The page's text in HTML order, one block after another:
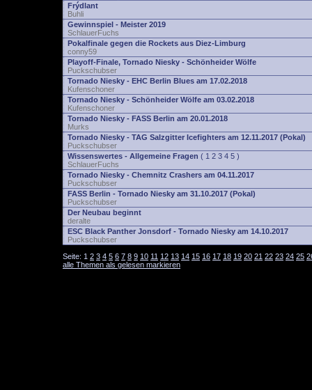
Frýdlant
Buhli
Gewinnspiel - Meister 2019
SchlauerFuchs
Pokalfinale gegen die Rockets aus Diez-Limburg
conny59
Playoff-Finale, Tornado Niesky - Schönheider Wölfe
Puckschubser
Tornado Niesky - EHC Berlin Blues am 17.02.2018
Kufenschoner
Tornado Niesky - Schönheider Wölfe am 03.02.2018
Kufenschoner
Tornado Niesky - FASS Berlin am 20.01.2018
Murks
Tornado Niesky - TAG Salzgitter Icefighters am 12.11.2017 (Pokal)
Puckschubser
Wissenswertes - Allgemeine Fragen ( 1 2 3 4 5 )
SchlauerFuchs
Tornado Niesky - Chemnitz Crashers am 04.11.2017
Puckschubser
FASS Berlin - Tornado Niesky am 31.10.2017 (Pokal)
Puckschubser
Der Neubau beginnt
deralte
ESC Black Panther Jonsdorf - Tornado Niesky am 14.10.2017
Puckschubser
Seite: 1 2 3 4 5 6 7 8 9 10 11 12 13 14 15 16 17 18 19 20 21 22 23 24 25
alle Themen als gelesen markieren